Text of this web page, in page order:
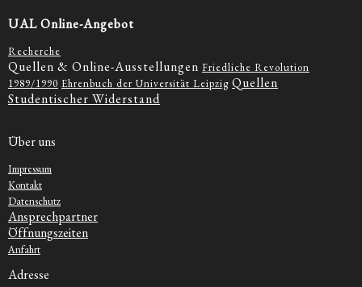
UAL Online-Angebot
Recherche
Quellen & Online-Ausstellungen Friedliche Revolution
1989/1990 Ehrenbuch der Universität Leipzig Quellen
Studentischer Widerstand
Über uns
Impressum
Kontakt
Datenschutz
Ansprechpartner
Öffnungszeiten
Anfahrt
Adresse